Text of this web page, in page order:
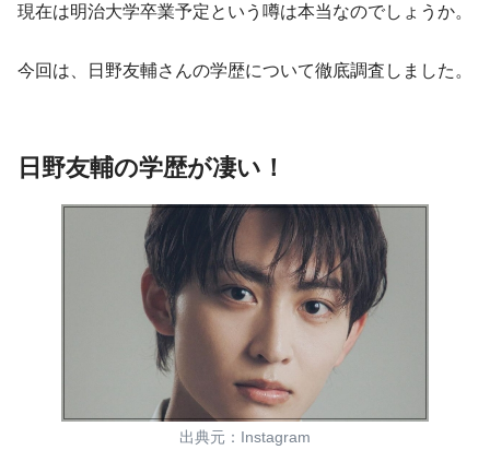
現在は明治大学卒業予定という噂は本当なのでしょうか。
今回は、日野友輔さんの学歴について徹底調査しました。
日野友輔の学歴が凄い！
出典元：Instagram